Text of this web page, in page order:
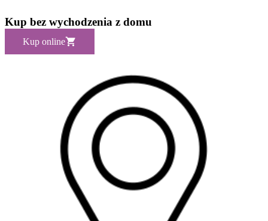
Kup bez wychodzenia z domu
Kup online